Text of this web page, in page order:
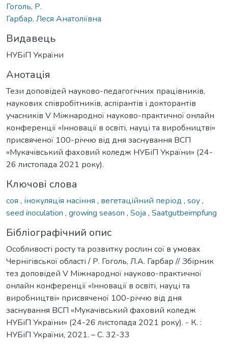
Гоголь, Р.
Гарбар, Леся Анатоліївна
Видавець
НУБіП України
Анотація
Тези доповідей науково-педагогічних працівників,
наукових співробітників, аспірантів і докторантів
учасників V Міжнародної науково-практичної онлайн
конференції «Інновації в освіті, науці та виробництві»
присвяченої 100-річчю від дня заснування ВСП
«Мукачівський фаховий коледж НУБіП України» (24-
26 листопада 2021 року).
Ключові слова
соя , інокуляція насіння , вегетаційний період , soy,
seed inoculation , growing season , Soja , Saatgutbeimpfung
Бібліографічний опис
Особливості росту та розвитку рослин сої в умовах
Чернігівської області / Р. Гоголь, Л.А. Гарбар // Збірник
тез доповідей V Міжнародної науково-практичної
онлайн конференції «Інновації в освіті, науці та
виробництві» присвяченої 100-річчю від дня
заснування ВСП «Мукачівський фаховий коледж
НУБіП України» (24-26 листопада 2021 року). - К. :
НУБіП України, 2021. – С. 32-33